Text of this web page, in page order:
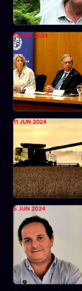
12 JUN 2024
11 JUN 2024
5 JUN 2024